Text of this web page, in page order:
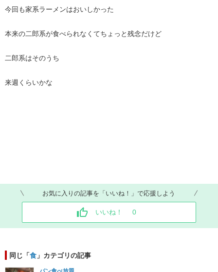
今回も家系ラーメンはおいしかった
本来の二郎系が食べられなくてちょっと残念だけど
二郎系はそのうち
来週くらいかな
お気に入りの記事を「いいね！」で応援しよう
いいね！ 0
同じ「食 」カテゴリの記事